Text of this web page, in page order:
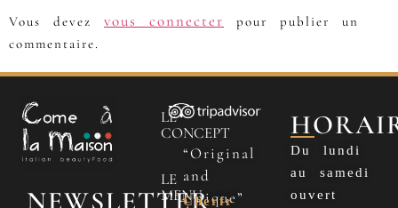
Vous devez vous connecter
pour publier un
commentaire.
NEWSLETTER
LE
CONCEPT
LE
MENU
“Original
and
Unique”
Cherfr
Du lundi
au samedi
ouvert